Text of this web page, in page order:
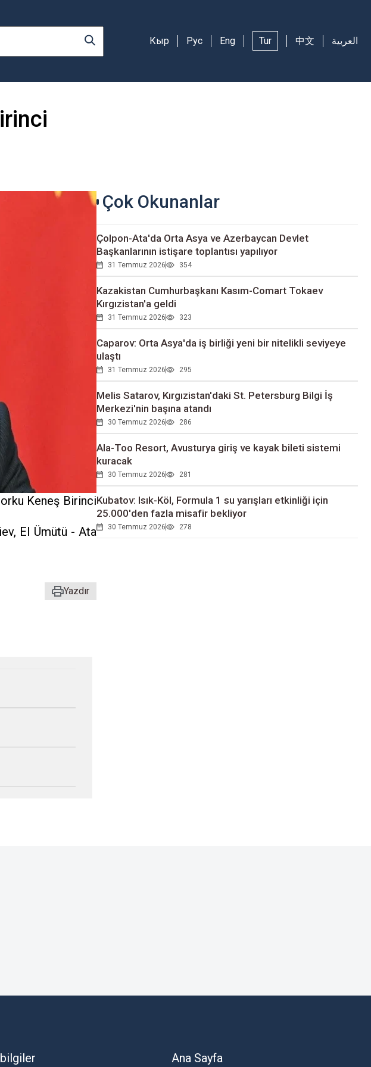
Кыр Рус Eng Tur 中文 العربية
Keneş Birinci
El Ümütü - Ata
Yazdır
Çok Okunanlar
Çolpon-Ata'da Orta Asya ve Azerbaycan Devlet
Başkanlarının istişare toplantısı yapılıyor
31 Temmuz 2026 354
Kazakistan Cumhurbaşkanı Kasım-Comart Tokaev
Kırgızistan'a geldi
31 Temmuz 2026 323
Caparov: Orta Asya'da iş birliği yeni bir nitelikli seviyeye
ulaştı
31 Temmuz 2026 295
Melis Satarov, Kırgızistan'daki St. Petersburg Bilgi İş
Merkezi'nin başına atandı
30 Temmuz 2026 286
Ala-Too Resort, Avusturya giriş ve kayak bileti sistemi
kuracak
30 Temmuz 2026 281
Kubatov: Isık-Köl, Formula 1 su yarışları etkinliği için
25.000'den fazla misafir bekliyor
30 Temmuz 2026 278
Ana Sayfa